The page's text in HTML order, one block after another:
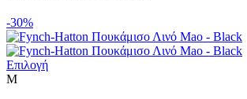
-30%
ΕπιλογήΑυτό
M